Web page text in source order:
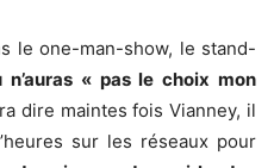
le one-man-show, le stand-
n’auras « pas le choix mon
dire maintes fois Vianney, il
sur les réseaux pour